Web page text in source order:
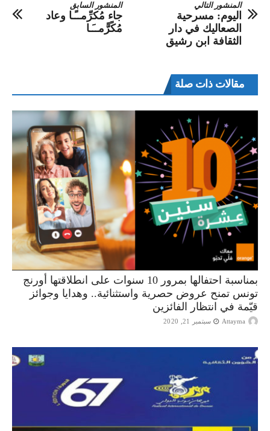
المنشور السابق
جاء مُكرِّمــًـا وعاد
مُكًرًّمــَـا
المنشور التالي
اليوم: مسرحية
الصعاليك في دار
الثقافة ابن رشيق
مقالات ذات صلة
بمناسبة احتفالها بمرور 10 سنوات على انطلاقتها أورنج
تونس تمنح عروض حصرية واستثنائية.. وهدايا وجوائز
قيّمة في انتظار الفائزين
Attayma سبتمبر 21, 2020